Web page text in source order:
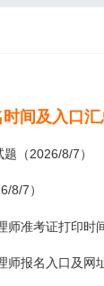
间及入口汇
（2026/8/7）
8/7）
师报名入口及网